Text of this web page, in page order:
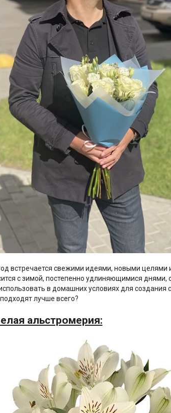
встречается свежими идеями, новыми
с зимой, постепенно удлиняющимися
в домашних условиях для создания
лучше всего?
альстромерия: